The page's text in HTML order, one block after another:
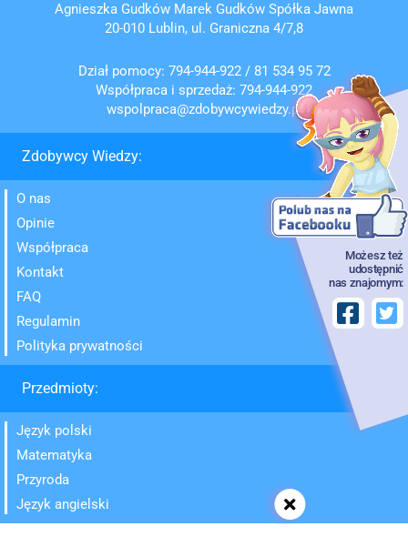
Możesz też
udostępnić
nas znajomym:
Agnieszka Gudków Marek Gudków Spółka Jawna
20-010 Lublin, ul. Graniczna 4/7,8
Dział pomocy: 794-944-922/ 81 534 95 72
Współpraca i sprzedaż: 794-944-922
wspolpraca@zdobywcywiedzy.pl
Zdobywcy Wiedzy:
O nas
Opinie
Współpraca
Kontakt
FAQ
Regulamin
Polityka prywatności
Przedmioty:
Język polski
Matematyka
Przyroda
Język angielski